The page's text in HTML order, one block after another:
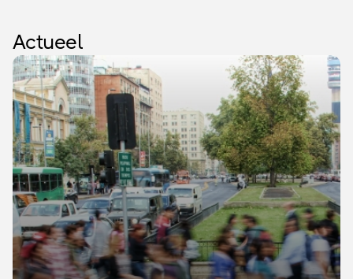
waarschijnlijk ook de
komende tijd blijven
ondersteunen. Toch
blijven het risico op
een AI-bubbel en de
ontwikkeling van
overheidsschulden
reden tot zorg.
Het aantal transacties
daalt, dit jaar met 3%,
volgend jaar met 4%.
Dit komt doordat er
minder
huurwoningen
worden verkocht
door beleggers.
Actueel